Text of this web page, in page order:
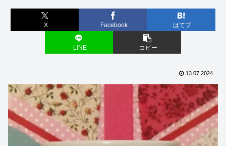
X Facebook はてブ
LINE コピー
13.07.2024